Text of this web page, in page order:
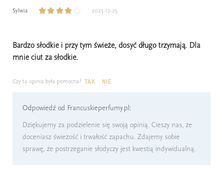
Sylwia 2025-12-25
Bardzo słodkie i przy tym świeże, dosyć długo trzymają. Dla
mnie ciut za słodkie.
Czy ta opinia była pomocna? TAK NIE
Odpowiedź od Francuskieperfumy.pl:
Dziękujemy za podzielenie się swoją opinią. Cieszy nas, że
doceniasz świeżość i trwałość zapachu. Zdajemy sobie
sprawę, że postrzeganie słodyczy jest kwestią indywidualną.